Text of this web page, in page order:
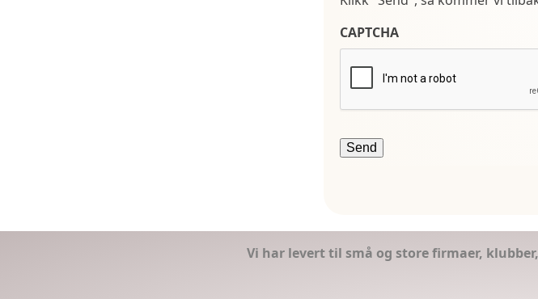
CAPTCHA
Vi har levert til små og store firmaer,